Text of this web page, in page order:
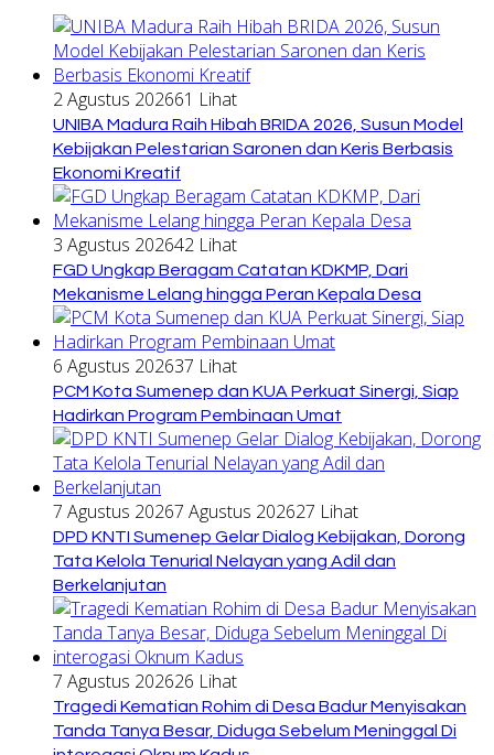
2 Agustus 202661 Lihat
UNIBA Madura Raih Hibah BRIDA 2026, Susun Model
Kebijakan Pelestarian Saronen dan Keris Berbasis
Ekonomi Kreatif
3 Agustus 202642 Lihat
FGD Ungkap Beragam Catatan KDKMP, Dari
Mekanisme Lelang hingga Peran Kepala Desa
6 Agustus 202637 Lihat
PCM Kota Sumenep dan KUA Perkuat Sinergi, Siap
Hadirkan Program Pembinaan Umat
7 Agustus 20267 Agustus 202627 Lihat
DPD KNTI Sumenep Gelar Dialog Kebijakan, Dorong
Tata Kelola Tenurial Nelayan yang Adil dan
Berkelanjutan
7 Agustus 202626 Lihat
Tragedi Kematian Rohim di Desa Badur Menyisakan
Tanda Tanya Besar, Diduga Sebelum Meninggal Di